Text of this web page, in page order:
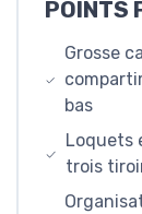
POINTS
Grosse
bas
Loquets
trois